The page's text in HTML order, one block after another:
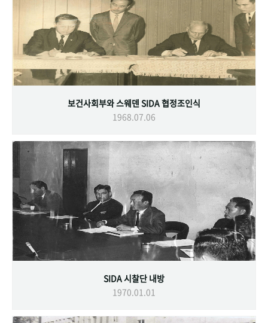
보건사회부와 스웨덴 SIDA 협정조인식
1968.07.06
SIDA 시찰단 내방
1970.01.01